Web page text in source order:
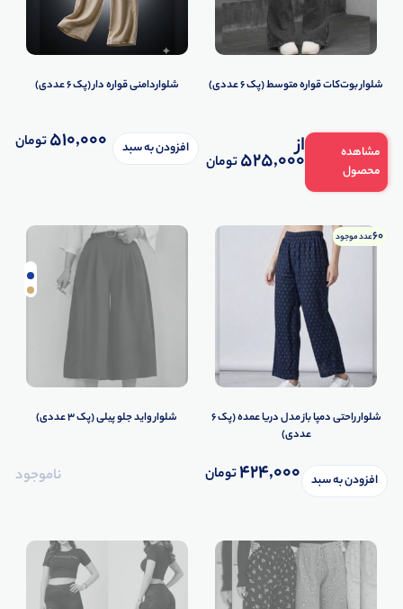
شلوار بوت‌کات قواره متوسط (پک 6 عددی)
مشاهده
محصول
از
525,000تومان
شلواردامنی قواره دار (پک 6 عددی)
افزودن به سبد 510,000تومان
شلوار راحتی دمپا باز مدل دریا عمده (پک 6
عددی)
60عدد موجود
افزودن به سبد 424,000تومان
شلوار واید جلو پیلی (پک 3 عددی)
ناموجود